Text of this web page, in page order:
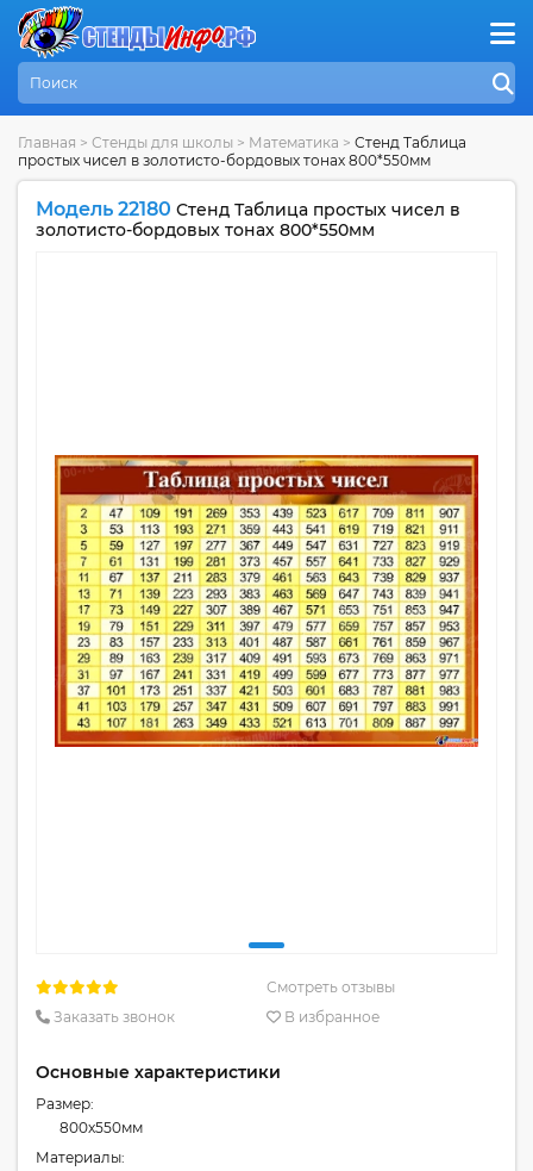
Главная > Стенды для школы > Математика > Стенд Таблица
простых чисел в золотисто-бордовых тонах 800*550мм
Модель 22180 Стенд Таблица простых чисел в
золотисто-бордовых тонах 800*550мм
Смотреть отзывы
Заказать звонок
В избранное
Основные характеристики
Размер:
800x550мм
Материалы: